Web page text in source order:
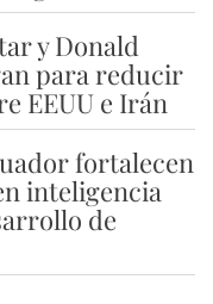
y Donald
para reducir
EEUU e Irán
fortalecen
inteligencia
de